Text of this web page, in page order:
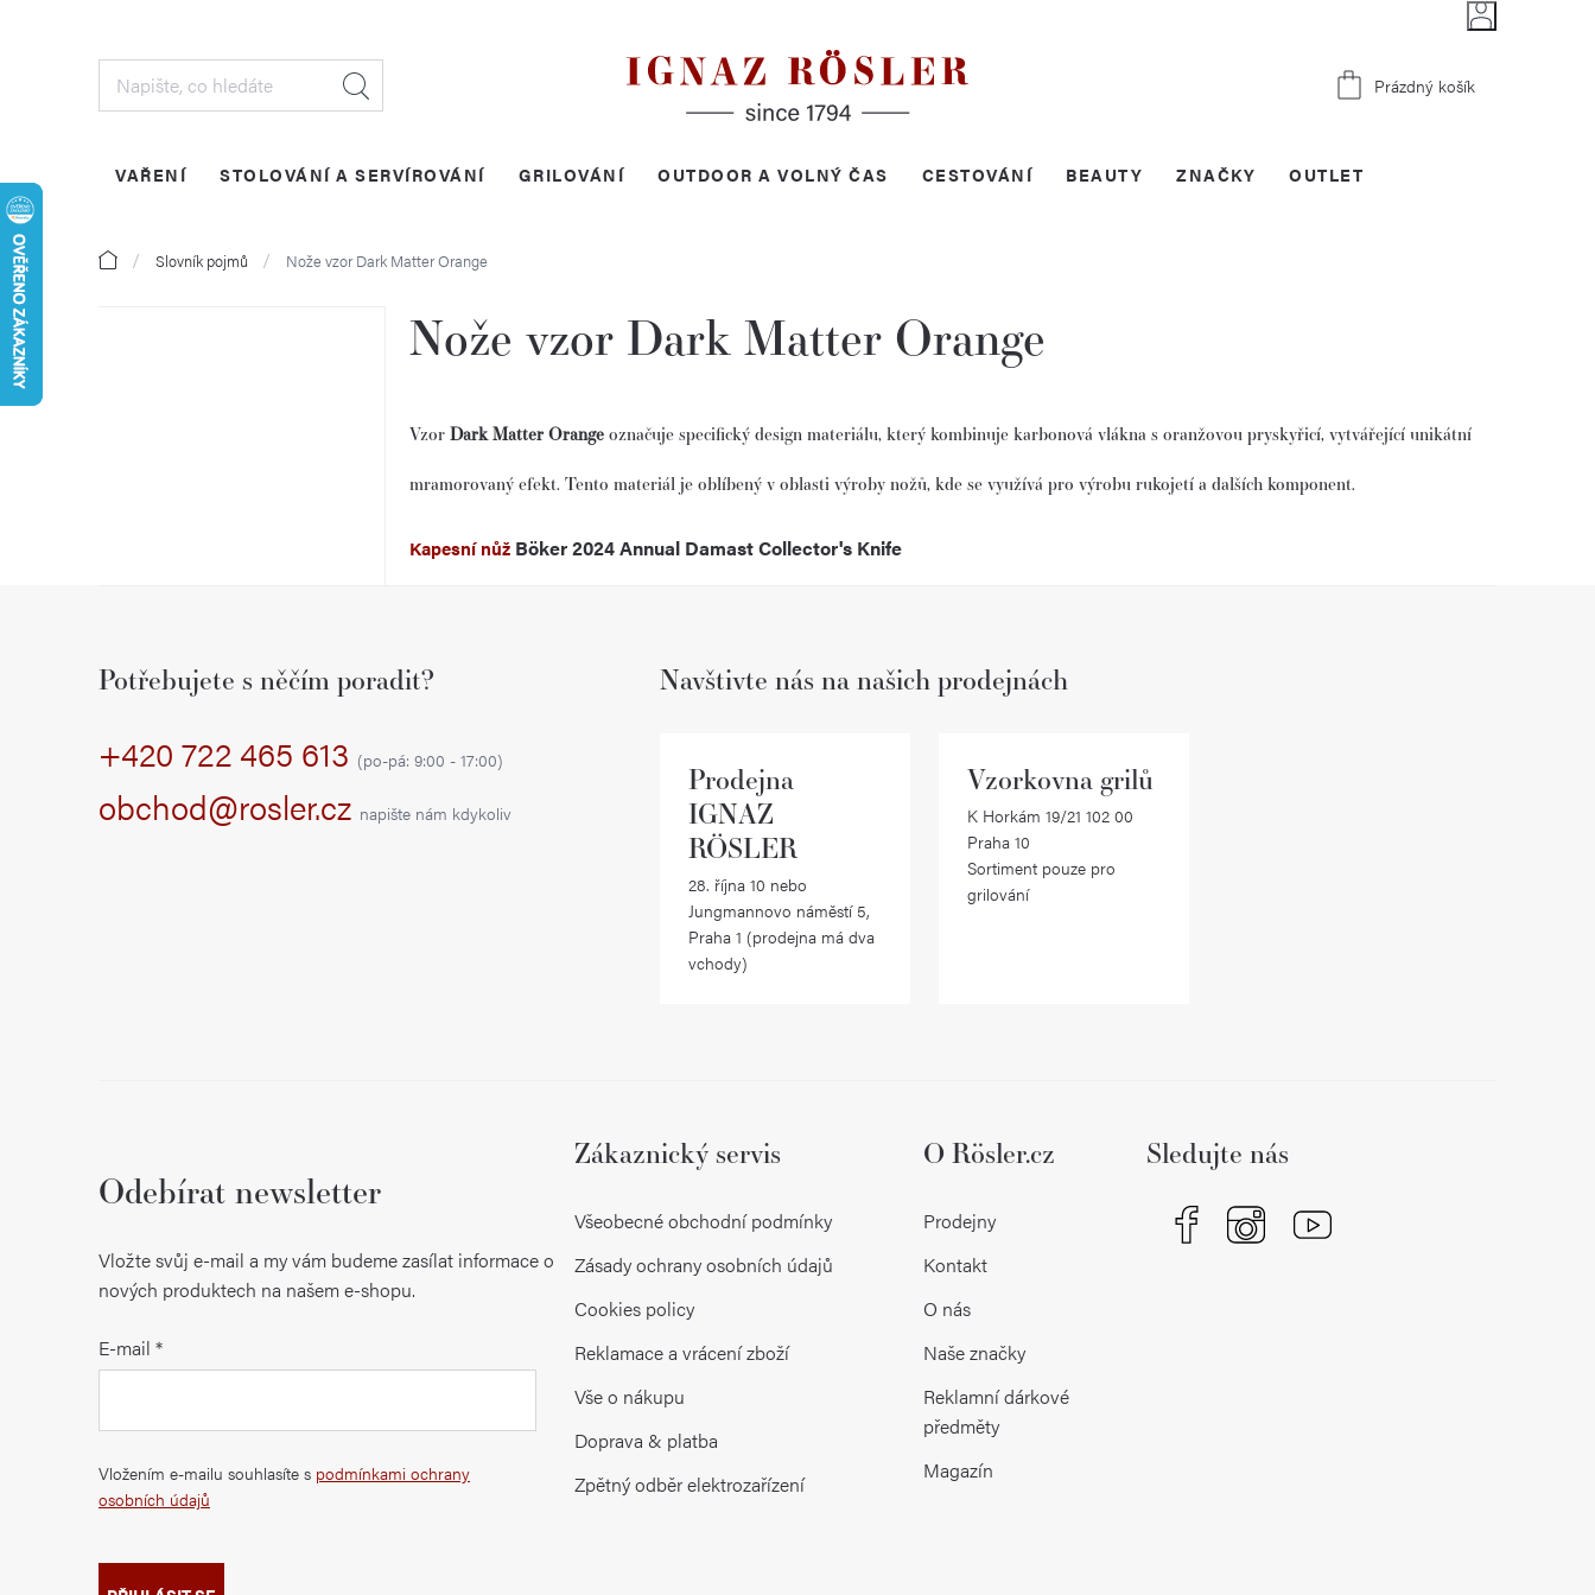
Nákupní
Prázdný košík
VAŘENÍ STOLOVÁNÍ A SERVÍROVÁNÍ GRILOVÁNÍ OUTDOOR A VOLNÝ ČAS CESTOVÁNÍ BEAUTY OUTLET
ZNAČKY
DomůSlovník pojmů Nože vzor Dark Matter Orange
n
í
p
Nože vzor Dark Matter Orange
Vzor Dark Matter Orange označuje specifický design materiálu, který kombinuje karbonová vlákna s oranžovou pryskyřicí, vytvářející unikátní
mramorovaný efekt. Tento materiál je oblíbený v oblasti výroby nožů, kde se využívá pro výrobu rukojetí a dalších komponent.
Kapesní nůž Böker 2024 Annual Damast Collector's Knife
Potřebujete s něčím poradit?
+420 722 465 613 (po-pá: 9:00 - 17:00)
obchod@rosler.cz napište nám kdykoliv
Navštivte nás na našich prodejnách
Prodejna
IGNAZ
RÖSLER
28. října 10 nebo
Jungmannovo náměstí 5,
Praha 1 (prodejna má dva
vchody)
Vzorkovna grilů
K Horkám 19/21 102 00
Praha 10
Sortiment pouze pro
grilování
Odebírat newsletter
Vložte svůj e-mail a my vám budeme zasílat informace o
nových produktech na našem e-shopu.
E-mail
Vložením e-mailu souhlasíte s podmínkami ochrany
osobních údajů
Zákaznický servis
Všeobecné obchodní podmínky
Zásady ochrany osobních údajů
Cookies policy
Reklamace a vrácení zboží
Vše o nákupu
Doprava & platba
Zpětný odběr elektrozařízení
O Rösler.cz
Prodejny
Kontakt
O nás
Naše značky
Reklamní dárkové
předměty
Magazín
Sledujte nás